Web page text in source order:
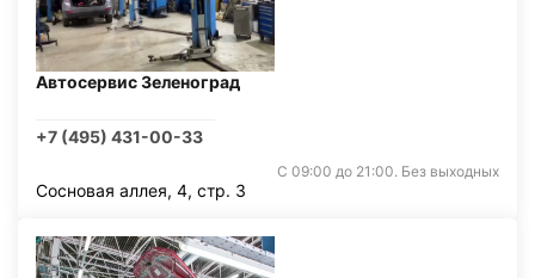
Автосервис Зеленоград
+7 (495) 431-00-33
С 09:00 до 21:00. Без выходных
Сосновая аллея, 4, стр. 3